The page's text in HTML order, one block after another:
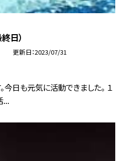
日）
更新日 2023/07/31
日も元気に活動できました。 １
...